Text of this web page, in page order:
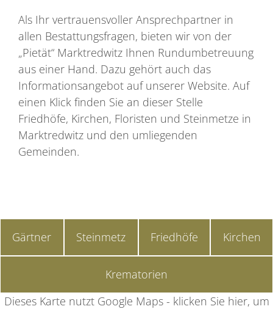
Als Ihr vertrauensvoller Ansprechpartner in
allen Bestattungsfragen, bieten wir von der
„Pietät“ Marktredwitz Ihnen Rundumbetreuung
aus einer Hand. Dazu gehört auch das
Informationsangebot auf unserer Website. Auf
einen Klick finden Sie an dieser Stelle
Friedhöfe, Kirchen, Floristen und Steinmetze in
Marktredwitz und den umliegenden
Gemeinden.
Gärtner Steinmetz Friedhöfe Kirchen
Krematorien
Dieses Karte nutzt Google Maps - klicken Sie hier, um